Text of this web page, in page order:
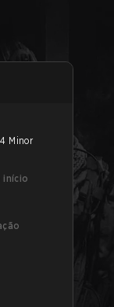
Minor
início